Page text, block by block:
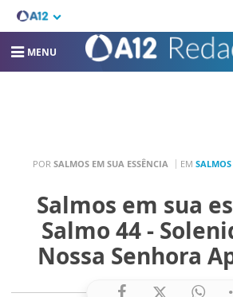
MENU
POR SALMOS EM SUA ESSÊNCIA EM SALMOS
Salmos em sua
Salmo 44 -
Nossa Senhora